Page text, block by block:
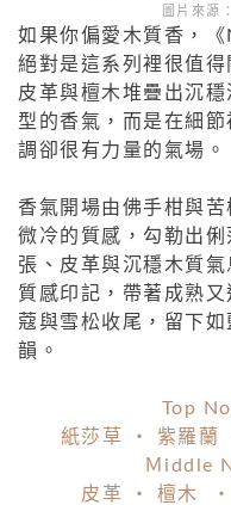
圖片來源
如果你偏愛木質香，
絕對是這系列裡很值得
皮革與檀木堆疊出沉
型的香氣，而是在細
調卻很有力量的氣場。
香氣開場由佛手柑與
微冷的質感，勾勒出
張、皮革與沉穩木質
質感印記，帶著成熟
蔻與雪松收尾，留下
韻。
Top
紙莎草 ・ 紫羅蘭
Ｍiddle
皮革 ・ 檀木